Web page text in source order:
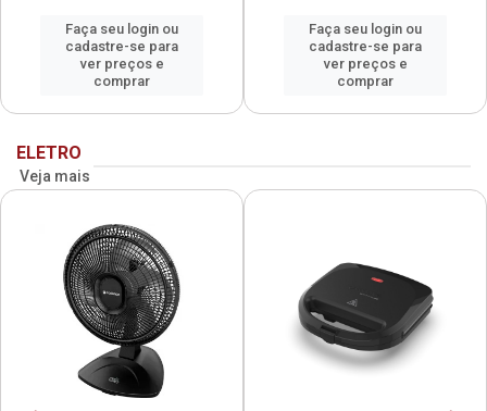
Faça seu login ou
cadastre-se para
ver preços e
comprar
Faça seu login ou
cadastre-se para
ver preços e
comprar
ELETRO
Veja mais